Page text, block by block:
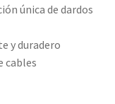
única de dardos
y duradero
cables